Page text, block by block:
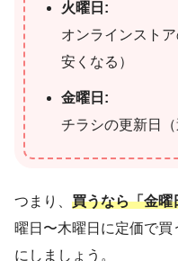
火曜日:
オンラインスト
安くなる）
金曜日:
チラシの更新日（
つまり、 買うなら「金曜
曜日〜木曜日に定価で
にしましょう。